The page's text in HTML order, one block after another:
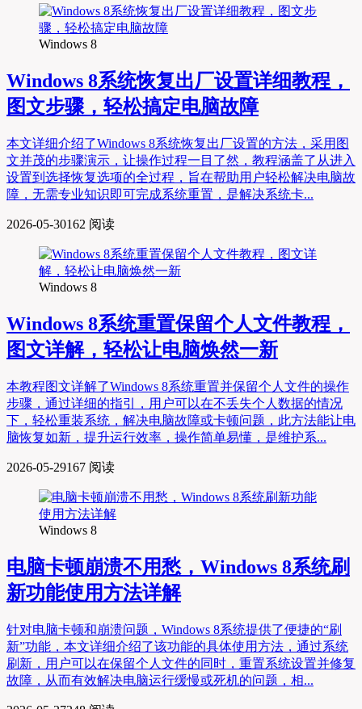
Windows 8
Windows 8系统恢复出厂设置详细教程，
图文步骤，轻松搞定电脑故障
本文详细介绍了Windows 8系统恢复出厂设置的方法，采用图
文并茂的步骤演示，让操作过程一目了然，教程涵盖了从进入
设置到选择恢复选项的全过程，旨在帮助用户轻松解决电脑故
障，无需专业知识即可完成系统重置，是解决系统卡...
2026-05-30162 阅读
Windows 8
Windows 8系统重置保留个人文件教程，
图文详解，轻松让电脑焕然一新
本教程图文详解了Windows 8系统重置并保留个人文件的操作
步骤，通过详细的指引，用户可以在不丢失个人数据的情况
下，轻松重装系统，解决电脑故障或卡顿问题，此方法能让电
脑恢复如新，提升运行效率，操作简单易懂，是维护系...
2026-05-29167 阅读
Windows 8
电脑卡顿崩溃不用愁，Windows 8系统刷
新功能使用方法详解
针对电脑卡顿和崩溃问题，Windows 8系统提供了便捷的“刷
新”功能，本文详细介绍了该功能的具体使用方法，通过系统
刷新，用户可以在保留个人文件的同时，重置系统设置并修复
故障，从而有效解决电脑运行缓慢或死机的问题，相...